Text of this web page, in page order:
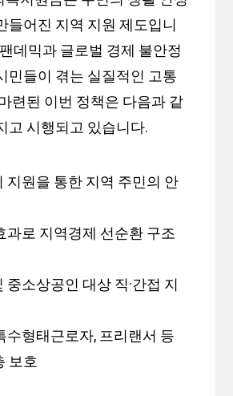
들어진 지역 지원 제도입니
데믹과 글로벌 경제 불안정
민들이 겪는 실질적인 고통
련된 이번 정책은 다음과 같
고 시행되고 있습니다.
지원을 통한 지역 주민의 안
과로 지역경제 선순환 구조
중소상공인 대상 직·간접 지
수형태근로자, 프리랜서 등
보호